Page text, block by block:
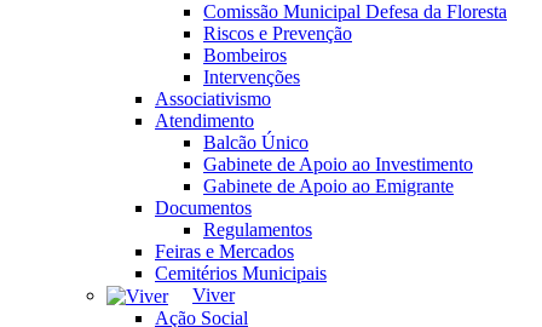
Comissão Municipal Defesa da Floresta
Riscos e Prevenção
Bombeiros
Intervenções
Associativismo
Atendimento
Balcão Único
Gabinete de Apoio ao Investimento
Gabinete de Apoio ao Emigrante
Documentos
Regulamentos
Feiras e Mercados
Cemitérios Municipais
Viver
Ação Social